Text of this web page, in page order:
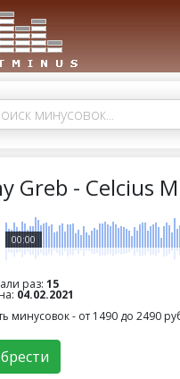
Greb - Celcius
00:00
раз: 15
04.02.2021
минусовок - от 1490 до 2490